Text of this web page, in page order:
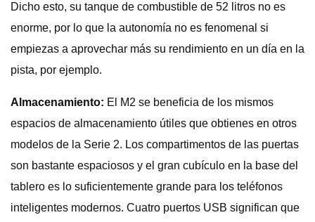
Dicho esto, su tanque de combustible de 52 litros no es
enorme, por lo que la autonomía no es fenomenal si
empiezas a aprovechar más su rendimiento en un día en la
pista, por ejemplo.
Almacenamiento: El M2 se beneficia de los mismos
espacios de almacenamiento útiles que obtienes en otros
modelos de la Serie 2. Los compartimentos de las puertas
son bastante espaciosos y el gran cubículo en la base del
tablero es lo suficientemente grande para los teléfonos
inteligentes modernos. Cuatro puertos USB significan que